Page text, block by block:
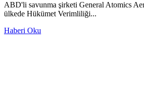
ABD'li savunma şirketi General Atomics
ülkede Hükümet Verimliliği...
Haberi Oku